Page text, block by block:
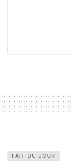
FAIT DU JOUR